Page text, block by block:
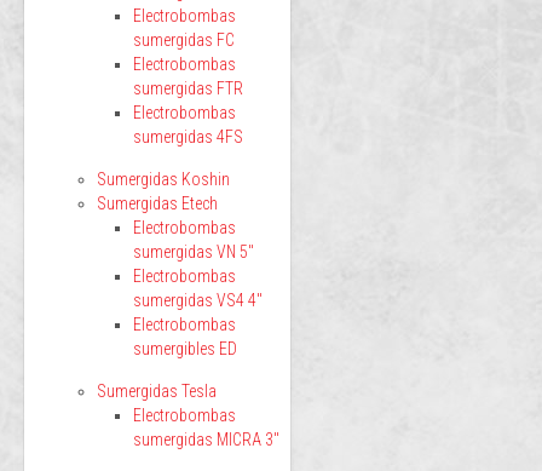
Electrobombas
sumergidas FC
Electrobombas
sumergidas FTR
Electrobombas
sumergidas 4FS
Sumergidas Koshin
Sumergidas Etech
Electrobombas
sumergidas VN 5"
Electrobombas
sumergidas VS4 4"
Electrobombas
sumergibles ED
Sumergidas Tesla
Electrobombas
sumergidas MICRA 3"